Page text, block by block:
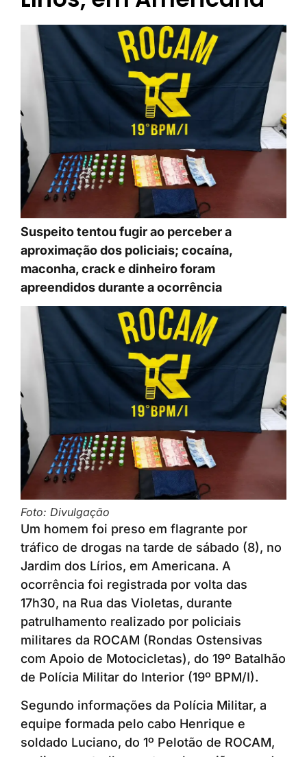
Suspeito tentou fugir ao perceber a
aproximação dos policiais; cocaína,
maconha, crack e dinheiro foram
apreendidos durante a ocorrência
Foto: Divulgação
Um homem foi preso em flagrante por
tráfico de drogas na tarde de sábado (8), no
Jardim dos Lírios, em Americana. A
ocorrência foi registrada por volta das
17h30, na Rua das Violetas, durante
patrulhamento realizado por policiais
militares da ROCAM (Rondas Ostensivas
com Apoio de Motocicletas), do 19º Batalhão
de Polícia Militar do Interior (19º BPM/I).
Segundo informações da Polícia Militar, a
equipe formada pelo cabo Henrique e
soldado Luciano, do 1º Pelotão de ROCAM,